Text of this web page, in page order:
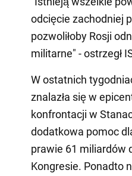
odcięcie zachodniej
pozwoliłoby Rosji
militarne" - ostrzegł
W ostatnich
znalazła się w
konfrontacji w
dodatkowa pomoc
prawie 61 miliardów
Kongresie. Ponadto